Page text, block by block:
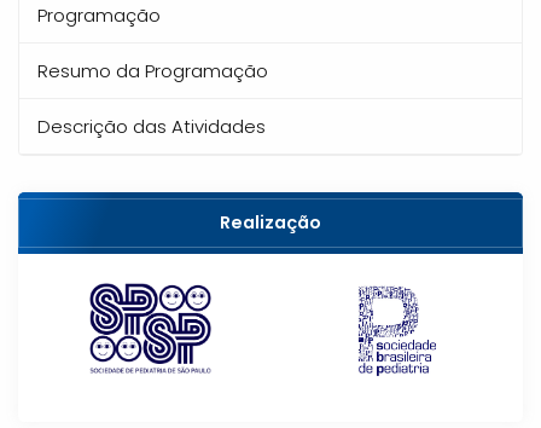
Programação
Resumo da Programação
Descrição das Atividades
Realização